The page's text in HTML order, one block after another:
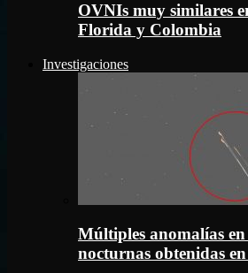
OVNIs muy similares
Florida y Colombia
Investigaciones
Múltiples anomalías en
nocturnas obtenidas